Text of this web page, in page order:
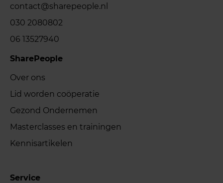
contact@sharepeople.nl
030 2080802
06 13527940
SharePeople
Over ons
Lid worden coöperatie
Gezond Ondernemen
Masterclasses en trainingen
Kennisartikelen
Service